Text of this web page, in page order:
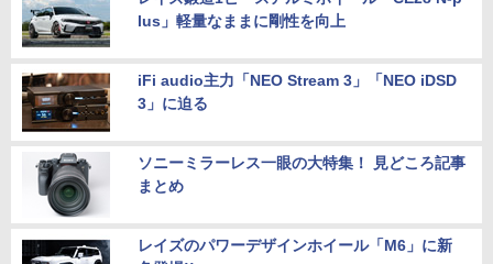
lus」軽量なままに剛性を向上
iFi audio主力「NEO Stream 3」「NEO iDSD
3」に迫る
ソニーミラーレス一眼の大特集！ 見どころ記事
まとめ
レイズのパワーデザインホイール「M6」に新